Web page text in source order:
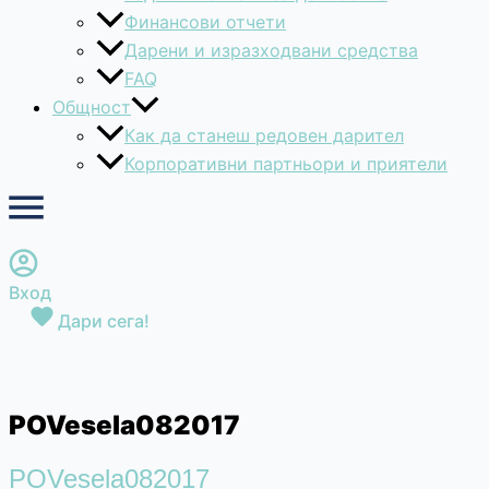
Финансови отчети
Дарени и изразходвани средства
FAQ
Общност
Как да станеш редовен дарител
Корпоративни партньори и приятели
Вход
Дари сега!
POVesela082017
POVesela082017